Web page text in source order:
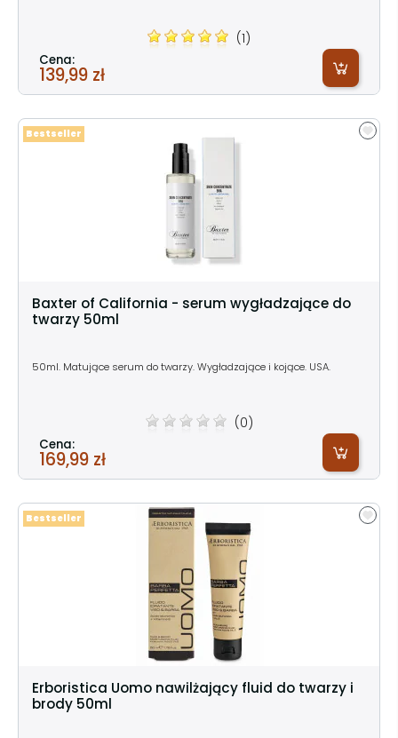
(1)
Cena:
139,99 zł
Baxter of California - serum wygładzające do
twarzy 50ml
50ml. Matujące serum do twarzy. Wygładzające i kojące. USA.
(0)
Cena:
169,99 zł
Bestseller
Erboristica Uomo nawilżający fluid do twarzy i
brody 50ml
Bestseller